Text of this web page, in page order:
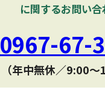
に関するお問い合
0967-67-
（年中無休／9:00〜